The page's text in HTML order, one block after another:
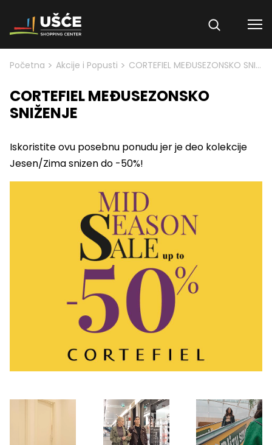
Skip to content
Početna > Akcije i Popusti > CORTEFIEL MEĐUSEZONSKO SNIŽENJE
CORTEFIEL MEĐUSEZONSKO
SNIŽENJE
Iskoristite ovu posebnu ponudu jer je deo kolekcije
Jesen/Zima snizen do -50%!